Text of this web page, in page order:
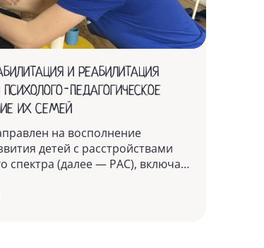
И РЕАБИЛИТАЦИЯ
ПЕДАГОГИЧЕСКОЕ
ИХ СЕМЕЙ
на восполнение
детей с расстройствами
спектра (далее — РАС), включая
психологические, соц...